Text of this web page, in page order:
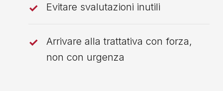
Evitare svalutazioni inutili
Arrivare alla trattativa con forza,
non con urgenza